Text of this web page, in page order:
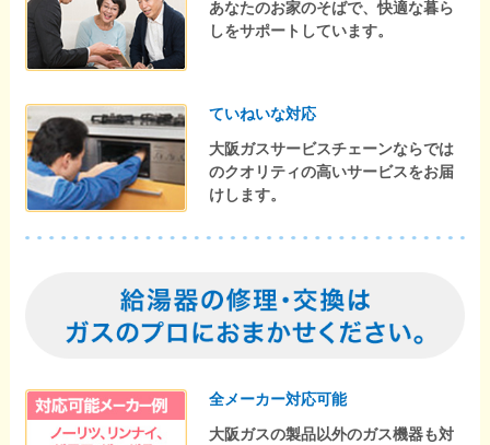
あなたのお家のそばで、快適な暮ら
しをサポートしています。
ていねいな対応
大阪ガスサービスチェーンならでは
のクオリティの高いサービスをお届
けします。
全メーカー対応可能
大阪ガスの製品以外のガス機器も対